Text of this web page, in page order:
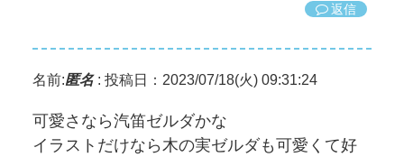
返信
名前:匿名: 投稿日：2023/07/18(火) 09:31:24
可愛さなら汽笛ゼルダかな
イラストだけなら木の実ゼルダも可愛くて好